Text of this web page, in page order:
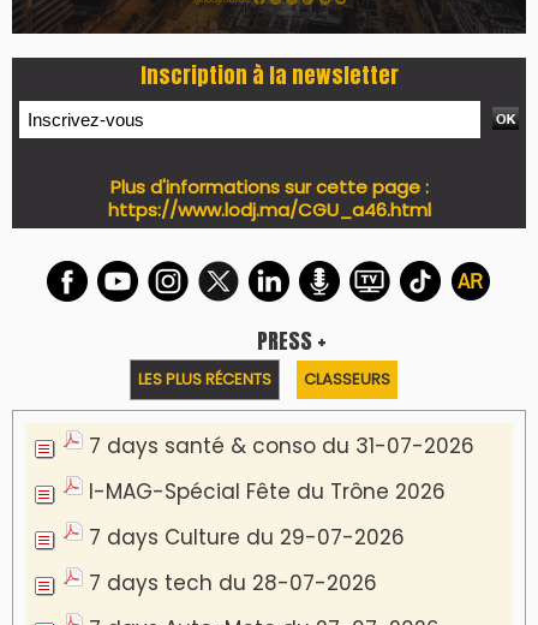
Inscription à la newsletter
Plus d'informations sur cette page :
https://www.lodj.ma/CGU_a46.html
PRESS +
LES PLUS RÉCENTS CLASSEURS
7 days santé & conso du 31-07-2026
I-MAG-Spécial Fête du Trône 2026
7 days Culture du 29-07-2026
7 days tech du 28-07-2026